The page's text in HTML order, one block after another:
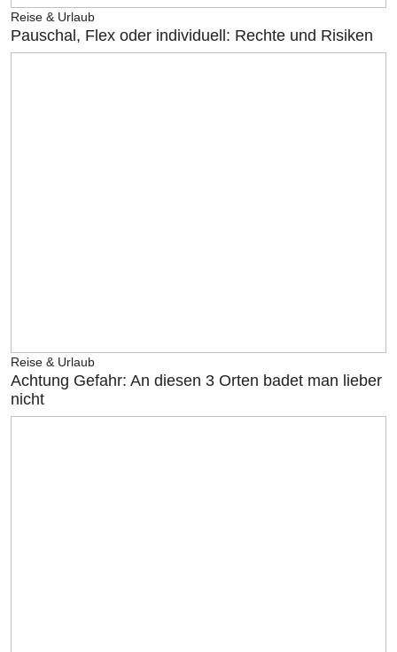
Reise & Urlaub
Pauschal, Flex oder individuell: Rechte und Risiken
Reise & Urlaub
Achtung Gefahr: An diesen 3 Orten badet man lieber
nicht